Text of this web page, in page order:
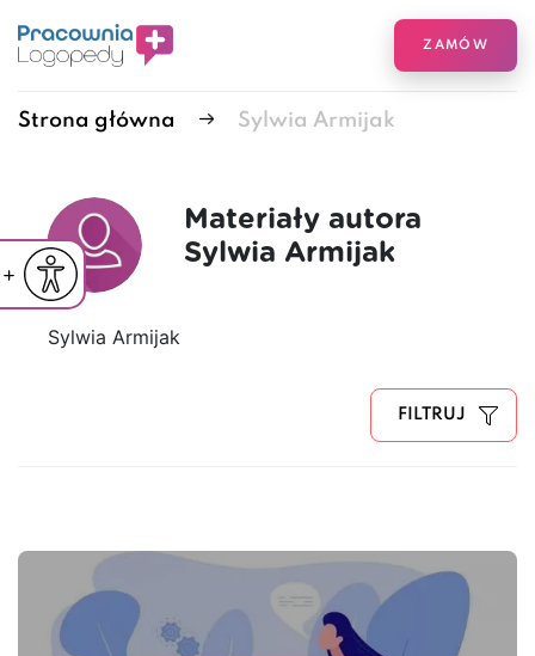
czcionkę
czcionka
Powiększ czcionkę
ZAMÓW
Strona główna Sylwia Armijak
Materiały autora
Sylwia Armijak
Sylwia Armijak
FILTRUJ